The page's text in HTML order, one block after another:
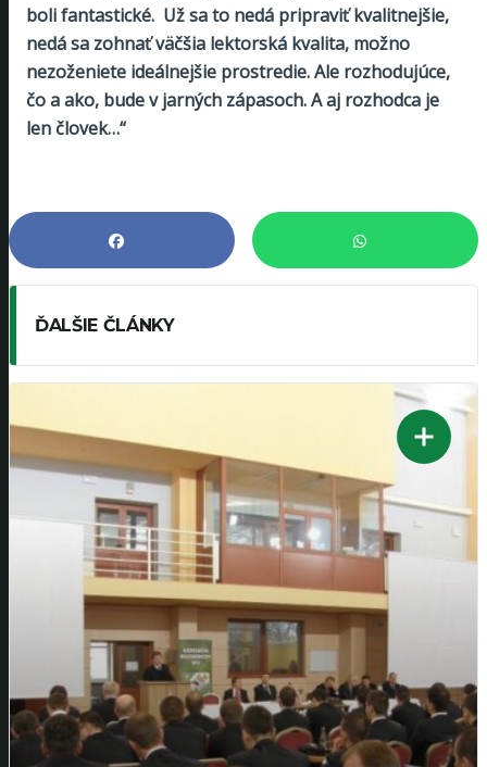
boli fantastické. Už sa to nedá pripraviť kvalitnejšie,
nedá sa zohnať väčšia lektorská kvalita, možno
nezoženiete ideálnejšie prostredie. Ale rozhodujúce,
čo a ako, bude v jarných zápasoch. A aj rozhodca je
len človek…“
ĎALŠIE ČLÁNKY